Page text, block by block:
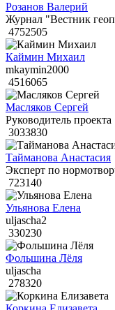
Розанов Валерий
Журнал "Вестник
4752505
Каймин Михаил
mkaymin2000
4516065
Масляков Сергей
Руководитель проекта
3033830
Тайманова Анастасия
Эксперт по
723140
Ульянова Елена
uljascha2
330230
Фольшина Лёля
uljascha
278320